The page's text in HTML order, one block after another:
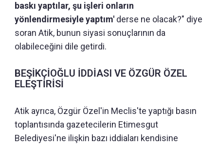
baskı yaptılar, şu işleri onların
yönlendirmesiyle yaptım' derse ne olacak?" diye
soran Atik, bunun siyasi sonuçlarının da
olabileceğini dile getirdi.
BEŞİKÇİOĞLU İDDİASI VE ÖZGÜR ÖZEL
ELEŞTİRİSİ
Atik ayrıca, Özgür Özel'in Meclis'te yaptığı basın
toplantısında gazetecilerin Etimesgut
Belediyesi'ne ilişkin bazı iddiaları kendisine